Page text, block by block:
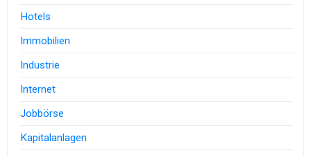
Hotels
Immobilien
Industrie
Internet
Jobbörse
Kapitalanlagen